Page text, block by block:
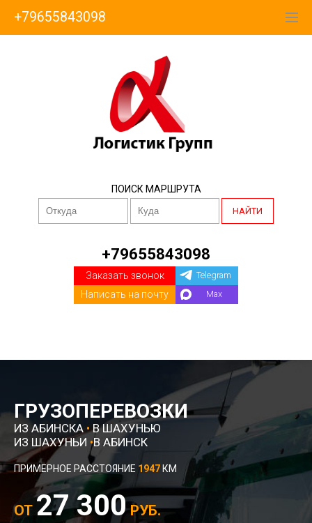
+79655843098
ПОИСК МАРШРУТА
НАЙТИ
+79655843098
Заказать звонок
Написать на почту
Telegram
Max
ГРУЗОПЕРЕВОЗКИ
ИЗ АБИНСКА •В ШАХУНЬЮ
ИЗ ШАХУНЬИ •В АБИНСК
ПРИМЕРНОЕ РАССТОЯНИЕ 1947 КМ
ОТ 27 300РУБ.